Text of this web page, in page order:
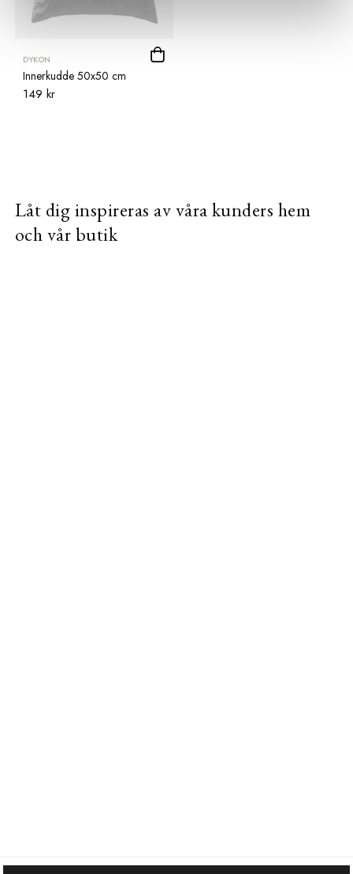
DYKON
Innerkudde 50x50 cm
149 kr
Låt dig inspireras av våra kunders hem
och vår butik